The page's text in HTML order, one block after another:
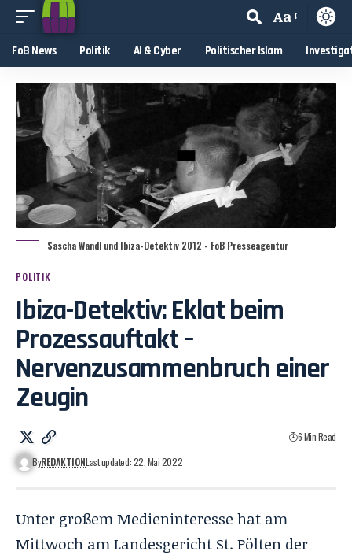
Aa
FoB News Politik AI & Cyber Politischer Islam
Sascha Wandl und Ibiza-Detektiv 2012 - FoB Presseagentur
POLITIK
Ibiza-Detektiv: Eklat beim
Prozessauftakt –
Nervenzusammenbruch einer
Zeugin
ByREDAKTIONLast updated: 22. Mai 2022
6 Min Read
Unter großem Medieninteresse hat am
Mittwoch am Landesgericht St. Pölten der